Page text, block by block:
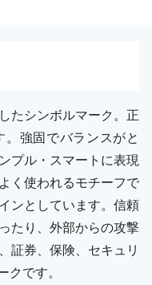
たシンボルマーク。正
強固でバランスがと
プル・スマートに表現
く使われるモチーフで
ンとしています。信頼
たり、外部からの攻撃
証券、保険、セキュリ
です。